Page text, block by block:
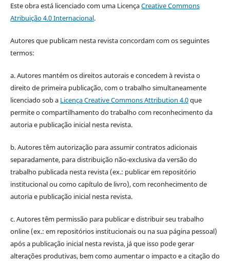
Este obra está licenciado com uma LicençaCreative Commons
Atribuição 4.0 Internacional.
Autores que publicam nesta revista concordam com os seguintes
termos:
a. Autores mantém os direitos autorais e concedem à revista o
direito de primeira publicação, com o trabalho simultaneamente
licenciado sob a Licença Creative Commons Attribution 4.0que
permite o compartilhamento do trabalho com reconhecimento da
autoria e publicação inicial nesta revista.
b. Autores têm autorização para assumir contratos adicionais
separadamente, para distribuição não-exclusiva da versão do
trabalho publicada nesta revista (ex.: publicar em repositório
institucional ou como capítulo de livro), com reconhecimento de
autoria e publicação inicial nesta revista.
c. Autores têm permissão para publicar e distribuir seu trabalho
online (ex.: em repositórios institucionais ou na sua página pessoal)
após a publicação inicial nesta revista, já que isso pode gerar
alterações produtivas, bem como aumentar o impacto e a citação do